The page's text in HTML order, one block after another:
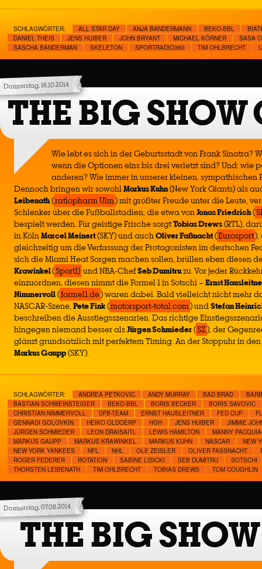
SCHLAGWÖRTER: ALL STAR DAY ANJA BANDERMANN BEKO-BBL
DANIEL THEIS
JENS HUIBER JOHN BRYANT MICHAEL KÖRNER
SASA
SASCHA BANDERMAN
SKELETON SPORTRADIO360 TIM OHLBRECHT
Donnerstag, 16.10.2014
THE BIG
Wie lebt es sich in der Geburtsstadt von Frank Sinatra?
wenn die Optionen eins bis drei verletzt sind? Und: wie
anderen? Wie immer in unserer kleinen, sympathischen
Dennoch bringen wir sowohlMarkus Kuhn(New York Giants) als
Leibenath(ratiopharm Ulm) mit größter Freude unter die Leute,
Schlenker über die Fußballstadien, die etwa vonJonas Friedrich(
bespielt werden. Für geistige Frische sorgtTobias Drews(RTL),
in KölnMarcel Meinert(SKY) und auchOliver Faßnacht(Eurosport
gleichzeitig um die Verfassung der Protagonisten im deutschen
sich die Miami Heat Sorgen machen sollen, brüllen eben diesen
Krawinkel(Sport1) und NBA-ChefSeb Dumitruzu. Vor jeder
einzuordnen, diesen nimmt die Formel 1 in Sotschi – Ernst
Nimmervoll(formel1.de) waren dabei. Bald vielleicht nicht mehr
NASCAR-Szene, Pete Fink(motorsport-total.com) undStefan
beschreiben die Ausstiegsszenarien. Das richtige
hingegen niemand besser alsJürgen Schmieder(SZ), der
glänzt grundsätzlich mit perfektem Timing. An der Stoppuhr in
Markus Gaupp(SKY).
SCHLAGWÖRTER: ANDREA PETKOVIC ANDY MURRAY BAD BRAD
BASTIAN SCHWEINSTEIGER
BEKO-BBL BORIS BECKER
BORIS SAVOVIC
CHRISTIAN NIMMERVOLL
DFB-TEAM ERNST HAUSLEITNER FED CUP
GENNADI GOLOVKIN
HEIKO OLDOERP HGH JENS HUIBER
JIMMIE
JÜRGEN SCHMIEDER
LEON DRAISAITL LEWIS HAMILTON
MANNY
MARKUS GAUPP
MARKUS KRAWINKEL MARKUS KUHN NASCAR
NEW
NEW YORK YANKEES
NFL NHL OLE ZEISLER OLIVER FASSNACHT
ROGER FEDERER
ROTATION SABINE LISICKI SEB DUMITRU
SOTSCHI
THORSTEN LEIBENATH
TIM OHLBRECHT TOBIAS DREWS TOM COUGHLIN
Donnerstag, 07.08.2014
THE BIG